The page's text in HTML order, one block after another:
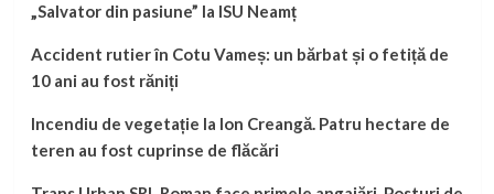
„Salvator din pasiune” la ISU Neamț
Accident rutier în Cotu Vameș: un bărbat și o fetiță de
10 ani au fost răniți
Incendiu de vegetație la Ion Creangă. Patru hectare de
teren au fost cuprinse de flăcări